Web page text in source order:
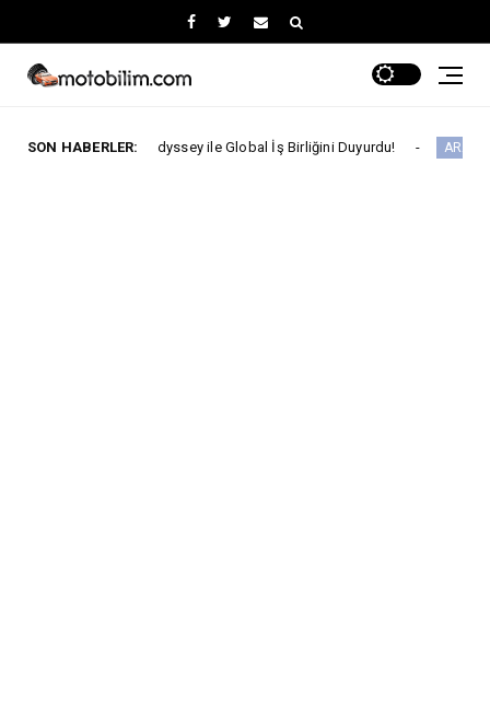
SON HABERLER:
Odyssey ile Global İş Birliğini Duyurdu! ARABA KAMPANYALARI